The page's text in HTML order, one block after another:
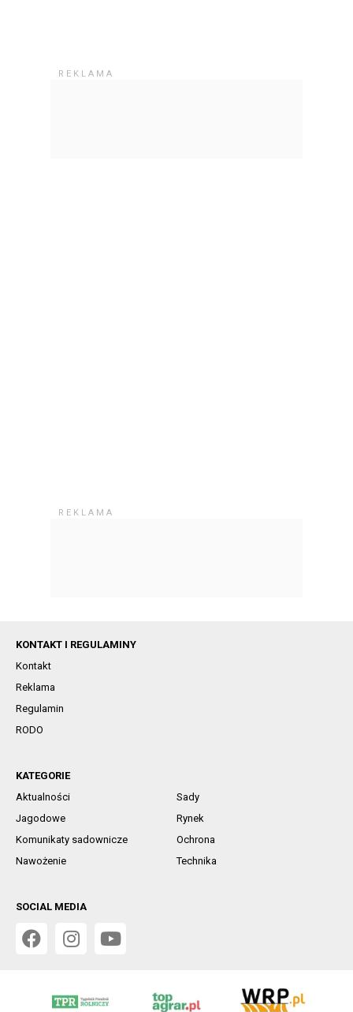
KONTAKT I REGULAMINY
Kontakt
Reklama
Regulamin
RODO
KATEGORIE
Aktualności
Sady
Jagodowe
Rynek
Komunikaty sadownicze
Ochrona
Nawożenie
Technika
SOCIAL MEDIA